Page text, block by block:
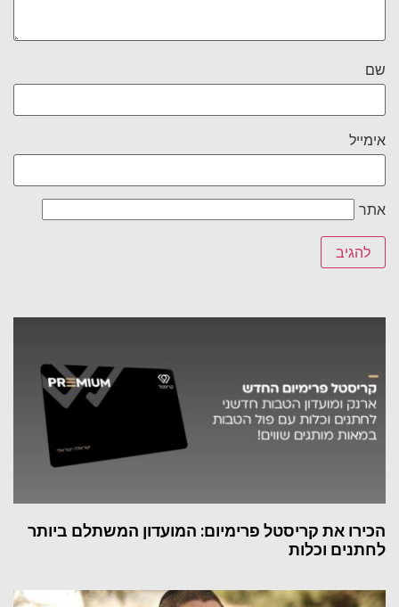
שם
אימייל
אתר
הכירו את קריסטל פרימיום: המועדון המשתלם ביותר
לחתנים וכלות